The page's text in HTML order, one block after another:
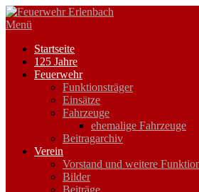
Zum
Inhalt
Menü
Startseite
125 Jahre
Feuerwehr
Funktionsträger
Einsätze
Fahrzeuge
ehemalige Fahrzeuge
Beitragarchiv
Verein
Vorstand und weitere
Bilder
Beiträge